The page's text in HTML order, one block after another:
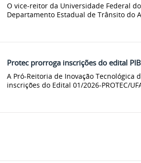
O vice-reitor da Universidade Federal
Departamento Estadual de Trânsito do
Protec prorroga inscrições do edital
A Pró-Reitoria de Inovação
inscrições do Edital 01/2026-PROTEC/